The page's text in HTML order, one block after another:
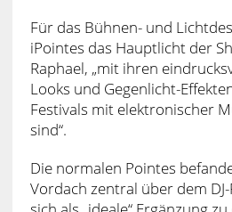
Für das Bühnen- und
iPointes das Hauptlicht der
Raphael, „mit ihren
Looks und Gegenlicht-
Festivals mit elektronischer
sind“.
Die normalen Pointes
Vordach zentral über dem